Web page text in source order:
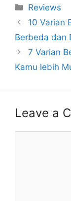
Categories
Reviews
10 Varian
Berbeda dan
7 Varian
Kamu lebih
Leave a